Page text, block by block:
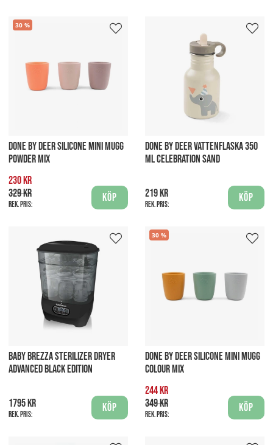
30
DONE BY DEER SILICONE MINI MUGG
POWDER MIX
230 kr
329 kr
Rek. pris:
Köp
DONE BY DEER VATTENFLASKA 350
ML CELEBRATION SAND
219 kr
Rek. pris:
Köp
BABY BREZZA STERILIZER DRYER
ADVANCED BLACK EDITION
1795 kr
Rek. pris:
Köp
30
DONE BY DEER SILICONE MINI MUGG
COLOUR MIX
244 kr
349 kr
Rek. pris:
Köp